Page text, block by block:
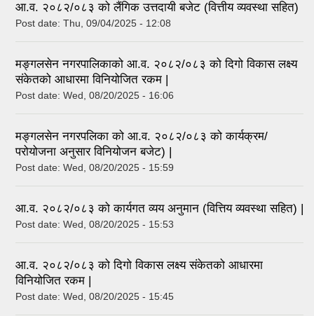
आ.व. २०८२/०८३ को लैंगिक उत्तदायी बजेट (वित्तीय व्यवस्था सहित)
Post date: Thu, 09/04/2025 - 12:08
मङ्गलसेन नगरपालिकाको आ.व. २०८२/०८३ को दिगो विकास लक्ष्य
संकेतको आधारमा विनियोजित रकम |
Post date: Wed, 08/20/2025 - 16:06
मङ्गलसेन नगरपलिका को आ.व. २०८२/०८३ को कार्यक्रम/
परोयोजना अनुसार विनियोजन बजेट) |
Post date: Wed, 08/20/2025 - 15:59
आ.व. २०८२/०८३ को कार्यगत व्यय अनुमान (वित्तिय व्यवस्था सहित) |
Post date: Wed, 08/20/2025 - 15:53
आ.व. २०८२/०८३ को दिगो विकास लक्ष्य संकेतको आधारमा
विनियोजित रकम |
Post date: Wed, 08/20/2025 - 15:45